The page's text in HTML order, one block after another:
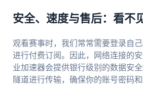
安全、速度与售后：看不
观看赛事时，我们常常需要登录自
进行付费订阅。因此，网络连接的
业加速器会提供银行级别的数据安
隧道进行传输，确保你的账号密码